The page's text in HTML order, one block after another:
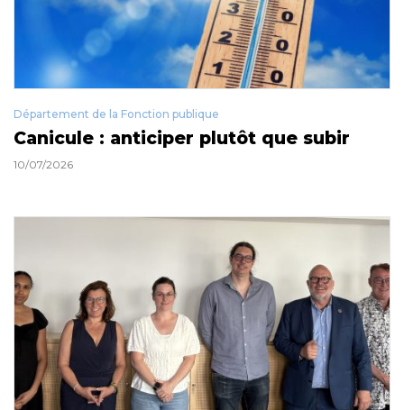
Département de la Fonction publique
Canicule : anticiper plutôt que subir
10/07/2026